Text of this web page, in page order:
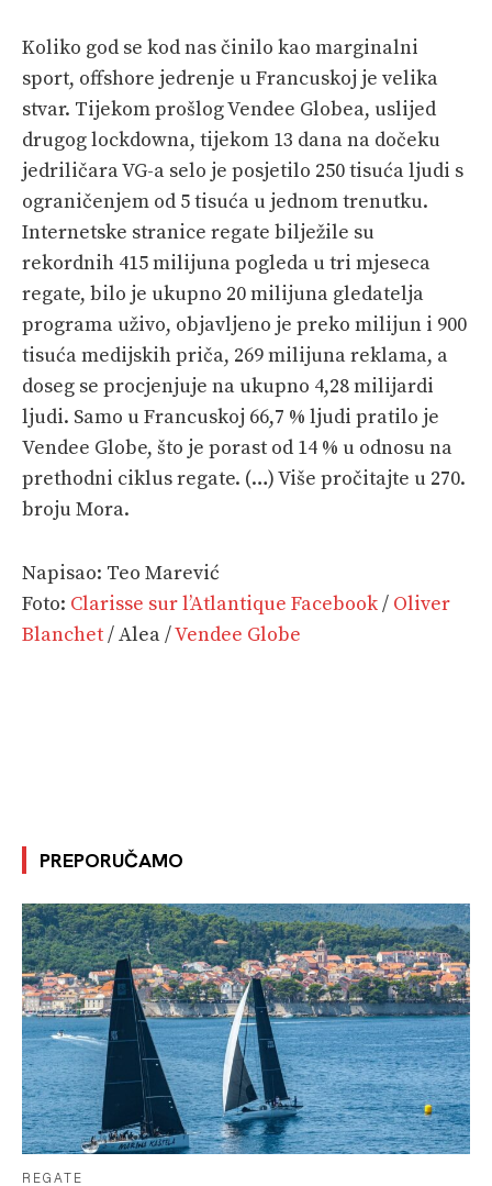
Koliko god se kod nas činilo kao marginalni
sport, offshore jedrenje u Francuskoj je velika
stvar. Tijekom prošlog Vendee Globea, uslijed
drugog lockdowna, tijekom 13 dana na dočeku
jedriličara VG-a selo je posjetilo 250 tisuća ljudi s
ograničenjem od 5 tisuća u jednom trenutku.
Internetske stranice regate bilježile su
rekordnih 415 milijuna pogleda u tri mjeseca
regate, bilo je ukupno 20 milijuna gledatelja
programa uživo, objavljeno je preko milijun i 900
tisuća medijskih priča, 269 milijuna reklama, a
doseg se procjenjuje na ukupno 4,28 milijardi
ljudi. Samo u Francuskoj 66,7 % ljudi pratilo je
Vendee Globe, što je porast od 14 % u odnosu na
prethodni ciklus regate. (…) Više pročitajte u 270.
broju Mora.
Napisao: Teo Marević
Foto: Clarisse sur l’Atlantique Facebook/ Oliver
Blanchet/ Alea /Vendee Globe
PREPORUČAMO
REGATE